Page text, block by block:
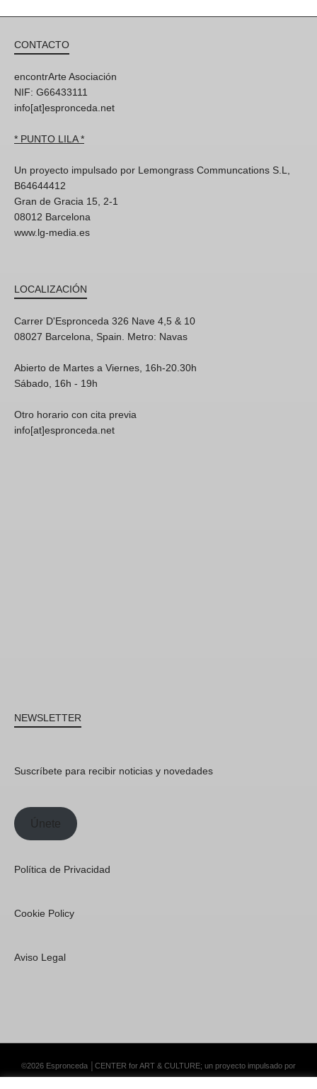
CONTACTO
encontrArte Asociación
NIF: G66433111
info[at]espronceda.net
* PUNTO LILA *
Un proyecto impulsado por Lemongrass Communcations S.L,
B64644412
Gran de Gracia 15, 2-1
08012 Barcelona
www.lg-media.es
LOCALIZACIÓN
Carrer D'Espronceda 326 Nave 4,5 & 10
08027 Barcelona, Spain. Metro: Navas
Abierto de Martes a Viernes, 16h-20.30h
Sábado, 16h - 19h
Otro horario con cita previa
info[at]espronceda.net
NEWSLETTER
Suscríbete para recibir noticias y novedades
Únete
Política de Privacidad
Cookie Policy
Aviso Legal
©2026 Espronceda │CENTER for ART & CULTURE; un proyecto impulsado por